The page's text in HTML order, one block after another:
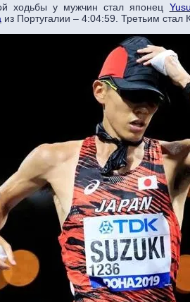
ходьбы у мужчин стал японец
из Португалии – 4:04:59. Третьим стал